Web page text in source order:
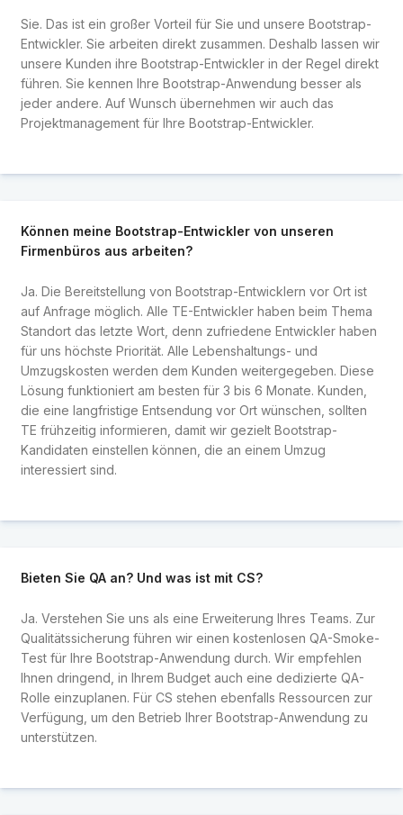
Sie. Das ist ein großer Vorteil für Sie und unsere Bootstrap-
Entwickler. Sie arbeiten direkt zusammen. Deshalb lassen wir
unsere Kunden ihre Bootstrap-Entwickler in der Regel direkt
führen. Sie kennen Ihre Bootstrap-Anwendung besser als
jeder andere. Auf Wunsch übernehmen wir auch das
Projektmanagement für Ihre Bootstrap-Entwickler.
Können meine Bootstrap-Entwickler von unseren
Firmenbüros aus arbeiten?
Ja. Die Bereitstellung von Bootstrap-Entwicklern vor Ort ist
auf Anfrage möglich. Alle TE-Entwickler haben beim Thema
Standort das letzte Wort, denn zufriedene Entwickler haben
für uns höchste Priorität. Alle Lebenshaltungs- und
Umzugskosten werden dem Kunden weitergegeben. Diese
Lösung funktioniert am besten für 3 bis 6 Monate. Kunden,
die eine langfristige Entsendung vor Ort wünschen, sollten
TE frühzeitig informieren, damit wir gezielt Bootstrap-
Kandidaten einstellen können, die an einem Umzug
interessiert sind.
Bieten Sie QA an? Und was ist mit CS?
Ja. Verstehen Sie uns als eine Erweiterung Ihres Teams. Zur
Qualitätssicherung führen wir einen kostenlosen QA-Smoke-
Test für Ihre Bootstrap-Anwendung durch. Wir empfehlen
Ihnen dringend, in Ihrem Budget auch eine dedizierte QA-
Rolle einzuplanen. Für CS stehen ebenfalls Ressourcen zur
Verfügung, um den Betrieb Ihrer Bootstrap-Anwendung zu
unterstützen.